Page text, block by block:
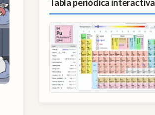
Tabla periódica interactiva